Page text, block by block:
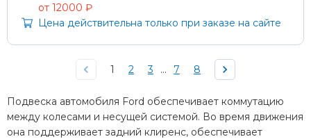
от 12000 ₽
Цена действительна только при заказе на сайте
1 2 3 ... 7 8
Подвеска автомобиля Ford обеспечивает коммутацию
между колесами и несущей системой. Во время движения
она поддерживает задний клиренс, обеспечивает